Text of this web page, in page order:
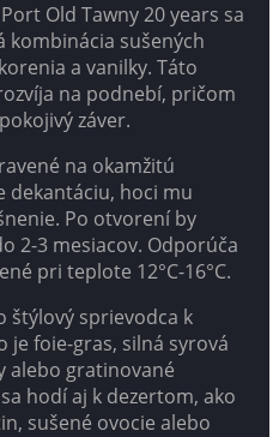
Old Tawny 20 years sa
kombinácia sušených
a vanilky. Táto
na podnebí, pričom
záver.
na okamžitú
dekantáciu, hoci mu
Po otvorení by
2-3 mesiacov. Odporúča
pri teplote 12°C-16°C.
štýlový sprievodca k
je foie-gras, silná syrová
alebo gratinované
hodí aj k dezertom, ako
sušené ovocie alebo